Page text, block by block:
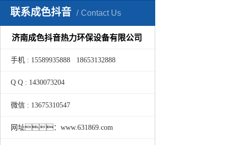
联系成色抖音 Contact Us
济南成色抖音热力环保设备有限公司
手机 : 15589935888 18653132888
Q Q : 1430073204
微信 : 13675310547
网址：www.631869.com